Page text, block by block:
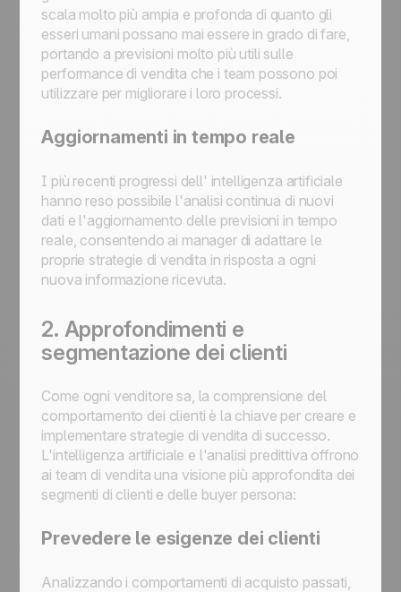
scala molto più ampia e profonda di quanto gli
esseri umani possano mai essere in grado di fare,
portando a previsioni molto più utili sulle
performance di vendita che i team possono poi
utilizzare per migliorare i loro processi.
Aggiornamenti in tempo reale
I più recenti progressi dell' intelligenza artificiale
hanno reso possibile l'analisi continua di nuovi
dati e l'aggiornamento delle previsioni in tempo
reale, consentendo ai manager di adattare le
proprie strategie di vendita in risposta a ogni
nuova informazione ricevuta.
2. Approfondimenti e
segmentazione dei clienti
Come ogni venditore sa, la comprensione del
comportamento dei clienti è la chiave per creare e
implementare strategie di vendita di successo.
L'intelligenza artificiale e l'analisi predittiva offrono
ai team di vendita una visione più approfondita dei
segmenti di clienti e delle buyer persona:
Prevedere le esigenze dei clienti
Analizzando i comportamenti di acquisto passati,